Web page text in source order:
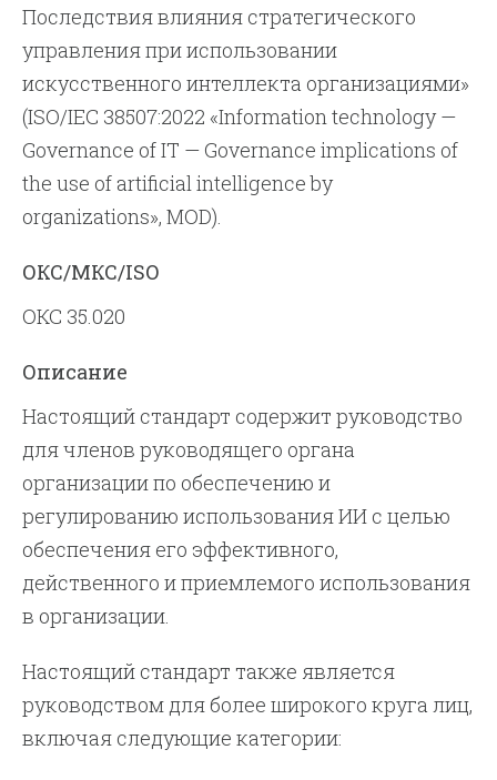
Последствия влияния стратегического
управления при использовании
искусственного интеллекта организациями»
(ISO/IEC 38507:2022 «Information technology —
Governance of IT — Governance implications of
the use of artificial intelligence by
organizations», MOD).
ОКС/МКС/ISO
ОКС 35.020
Описание
Настоящий стандарт содержит руководство
для членов руководящего органа
организации по обеспечению и
регулированию использования ИИ с целью
обеспечения его эффективного,
действенного и приемлемого использования
в организации.
Настоящий стандарт также является
руководством для более широкого круга лиц,
включая следующие категории: